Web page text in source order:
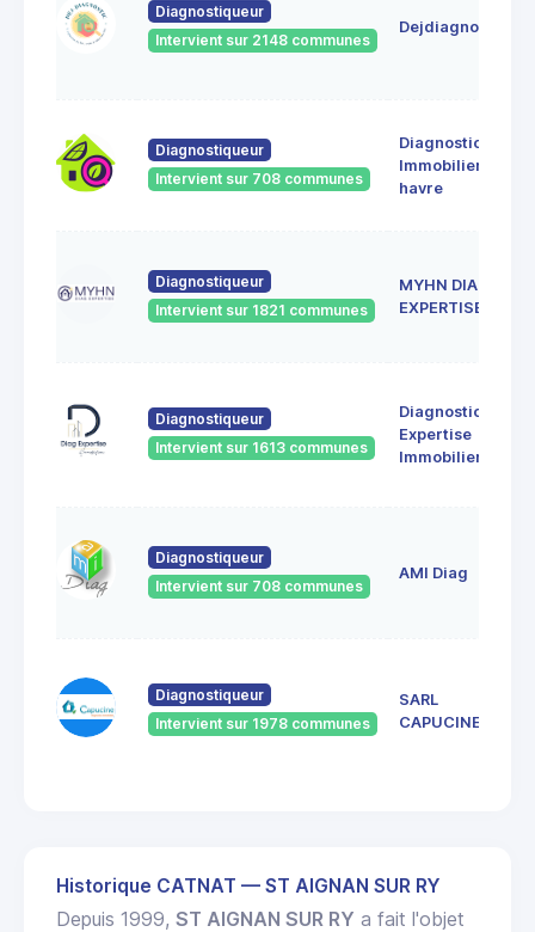
Diagnostiqueur
Intervient sur 2148 communes
Dejdiagnostic
Diagnostiqueur
Intervient sur 708 communes
Diagnostic
Immobilier le
havre
Diagnostiqueur
Intervient sur 1821 communes
MYHN DIAG
EXPERTISE
Diagnostiqueur
Intervient sur 1613 communes
Diagnostic
Expertise
Immobilier
Diagnostiqueur
Intervient sur 708 communes
AMI Diag
Diagnostiqueur
Intervient sur 1978 communes
SARL
CAPUCINE
Historique CATNAT — ST AIGNAN SUR RY
Depuis 1999, ST AIGNAN SUR RY a fait l'objet